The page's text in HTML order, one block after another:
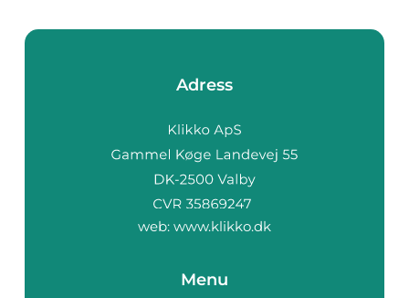
Adress
web: www.klikko.dk
Menu